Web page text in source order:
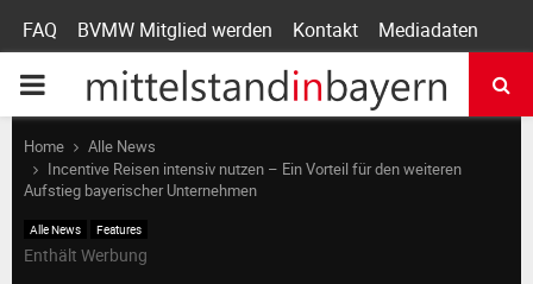
FAQ BVMW Mitglied werden Kontakt Mediadaten
P
R
Home
Alle News
Incentive Reisen intensiv nutzen – Ein Vorteil für den weiteren
Aufstieg bayerischer Unternehmen
Alle News Features
Enthält Werbung